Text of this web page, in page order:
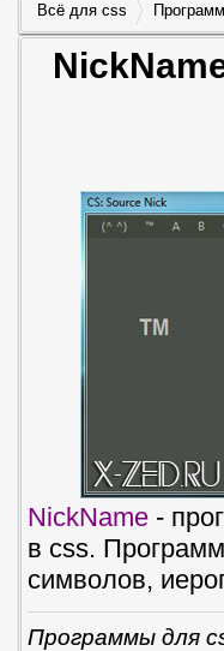
Всё для css
NickName -
в css.
символов,
Программы для